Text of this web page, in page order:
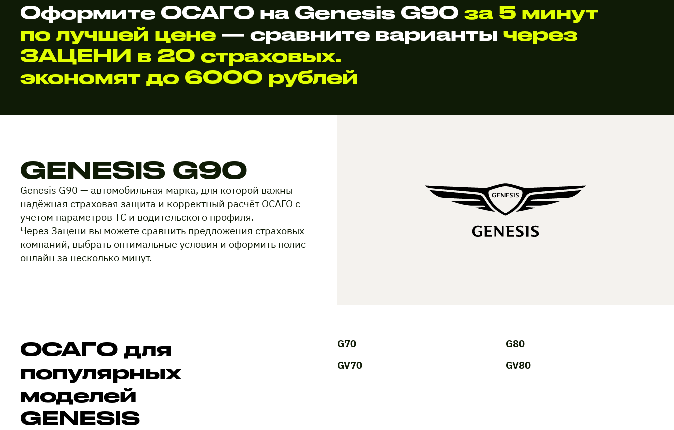
Оформите ОСАГО на Genesis G90 за 5 минут
по лучшей цене — сравните варианты через
ЗАЦЕНИ в 20 страховых.
экономят до 6000 рублей
GENESIS G90
Genesis G90 — автомобильная марка, для которой важны
надёжная страховая защита и корректный расчёт ОСАГО с
учетом параметров ТС и водительского профиля.
Через Зацени вы можете сравнить предложения страховых
компаний, выбрать оптимальные условия и оформить полис
онлайн за несколько минут.
ОСАГО для
популярных
моделей
GENESIS
G70
G80
GV70
GV80